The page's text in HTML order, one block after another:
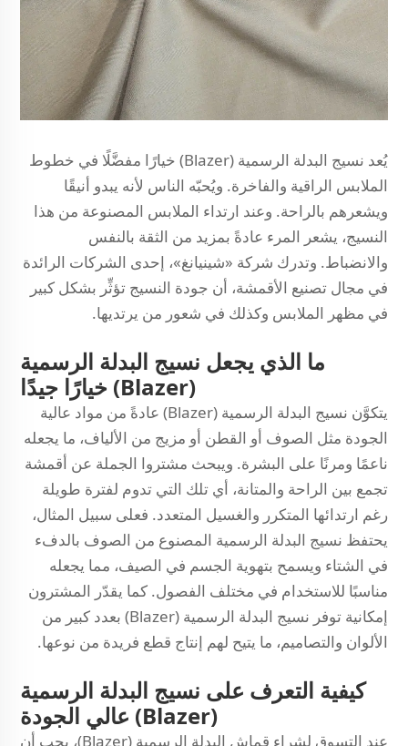
يُعد نسيج البدلة الرسمية (Blazer) خيارًا مفضَّلًا في خطوط
الملابس الراقية والفاخرة. ويُحبّه الناس لأنه يبدو أنيقًا
ويشعرهم بالراحة. وعند ارتداء الملابس المصنوعة من هذا
النسيج، يشعر المرء عادةً بمزيد من الثقة بالنفس
والانضباط. وتدرك شركة «شينيانغ»، إحدى الشركات الرائدة
في مجال تصنيع الأقمشة، أن جودة النسيج تؤثِّر بشكل كبير
في مظهر الملابس وكذلك في شعور من يرتديها.
ما الذي يجعل نسيج البدلة الرسمية
(Blazer) خيارًا جيدًا
يتكوَّن نسيج البدلة الرسمية (Blazer) عادةً من مواد عالية
الجودة مثل الصوف أو القطن أو مزيج من الألياف، ما يجعله
ناعمًا ومرنًا على البشرة. ويبحث مشتروا الجملة عن أقمشة
تجمع بين الراحة والمتانة، أي تلك التي تدوم لفترة طويلة
رغم ارتدائها المتكرر والغسيل المتعدد. فعلى سبيل المثال،
يحتفظ نسيج البدلة الرسمية المصنوع من الصوف بالدفء
في الشتاء ويسمح بتهوية الجسم في الصيف، مما يجعله
مناسبًا للاستخدام في مختلف الفصول. كما يقدّر المشترون
إمكانية توفر نسيج البدلة الرسمية (Blazer) بعدد كبير من
الألوان والتصاميم، ما يتيح لهم إنتاج قطع فريدة من نوعها.
كيفية التعرف على نسيج البدلة الرسمية
(Blazer) عالي الجودة
عند التسوق لشراء قماش البدلة الرسمية (Blazer)، يجب أن